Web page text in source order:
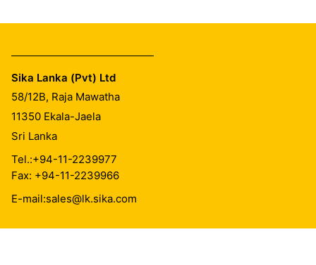
Sika Lanka (Pvt) Ltd
58/12B, Raja Mawatha
11350 Ekala-Jaela
Sri Lanka
Tel.:+94-11-2239977
Fax: +94-11-2239966
E-mail:sales@lk.sika.com